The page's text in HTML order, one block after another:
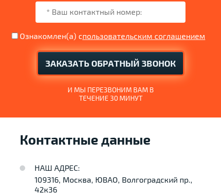
Ознакомлен(а) спользовательским соглашением
ЗАКАЗАТЬ ОБРАТНЫЙ ЗВОНОК
И МЫ ПЕРЕЗВОНИМ ВАМ В
ТЕЧЕНИЕ 30 МИНУТ
Контактные данные
НАШ АДРЕС:
109316, Москва, ЮВАО, Волгоградский пр.,
42к36